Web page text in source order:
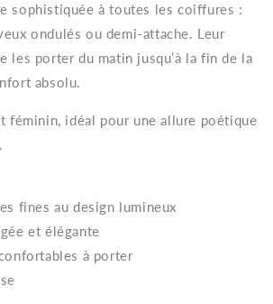
sophistiquée à toutes les coiffures :
ondulés ou demi-attache. Leur
les porter du matin jusqu’à la fin de la
absolu.
féminin, idéal pour une allure poétique
fines au design lumineux
et élégante
à porter